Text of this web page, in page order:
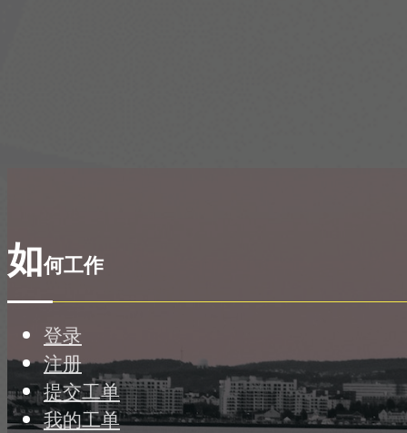
如何工作
登录
注册
提交工单
我的工单